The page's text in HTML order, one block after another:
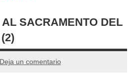
SACRAMENTO DEL
Deja un comentario